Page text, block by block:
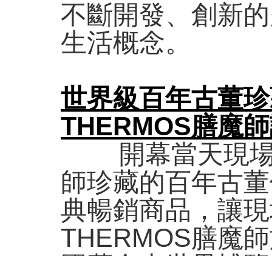
不斷開發、創新
生活概念。
世界級百年古董
THERMOS膳魔
開幕當天現場
師珍藏的百年古
典暢銷商品，讓
THERMOS膳魔